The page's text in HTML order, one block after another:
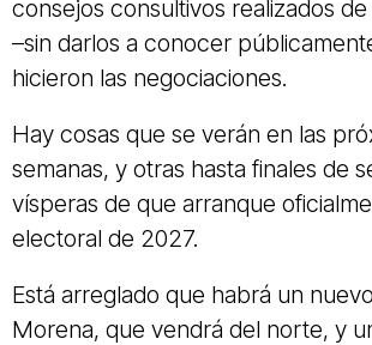
consejos consultivos realizados
–sin darlos a conocer
hicieron las negociaciones.
Hay cosas que se verán en las
semanas, y otras hasta finales de
vísperas de que arranque
electoral de 2027.
Está arreglado que habrá un
Morena, que vendrá del norte, y